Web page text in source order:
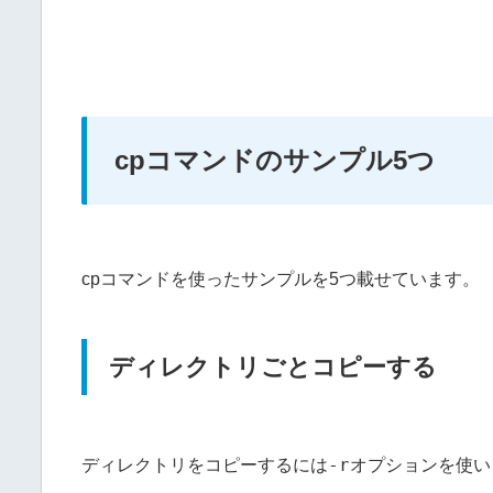
cpコマンドのサンプル5つ
cpコマンドを使ったサンプルを5つ載せています。
ディレクトリごとコピーする
ディレクトリをコピーするには-rオプションを使